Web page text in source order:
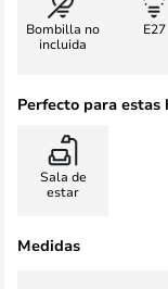
Bombilla no
incluida
E27
Perfecto para estas
Sala de
estar
Medidas